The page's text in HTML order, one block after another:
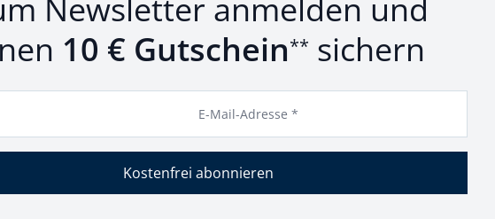
Newsletter anmelden und
10 € Gutschein** sichern
E-Mail-Adresse *
Kostenfrei abonnieren